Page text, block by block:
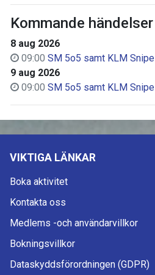
Kommande händelser
8 aug 2026
09:00 SM 5o5 samt KLM Snipe
9 aug 2026
09:00 SM 5o5 samt KLM Snipe
VIKTIGA LÄNKAR
Boka aktivitet
Kontakta oss
Medlems -och användarvillkor
Bokningsvillkor
Dataskyddsförordningen (GDPR)